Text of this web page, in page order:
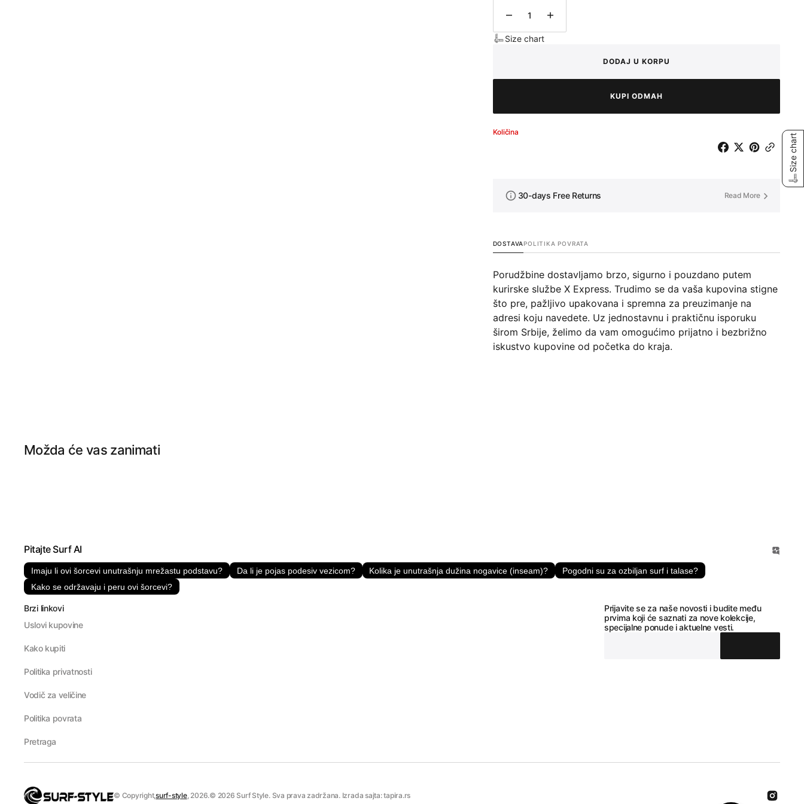
Količina Količina
Size chart
DODAJ U KORPU
KUPI ODMAH
Količina
30-days Free Returns Read More
DOSTAVAPOLITIKA POVRATA
Porudžbine dostavljamo brzo, sigurno i pouzdano putem
kurirske službe X Express. Trudimo se da vaša kupovina stigne
što pre, pažljivo upakovana i spremna za preuzimanje na
adresi koju navedete. Uz jednostavnu i praktičnu isporuku
širom Srbije, želimo da vam omogućimo prijatno i bezbrižno
iskustvo kupovine od početka do kraja.
Možda će vas zanimati
Pitajte Surf AI
Imaju li ovi šorcevi unutrašnju mrežastu podstavu? Da li je pojas podesiv vezicom? Kolika je unutrašnja dužina nogavice (inseam)?
Pogodni su za ozbiljan surf i talase?
Kako se održavaju i peru ovi šorcevi?
Brzi linkovi
Uslovi kupovine
Kako kupiti
Politika privatnosti
Vodič za veličine
Politika povrata
Pretraga
Prijavite se za naše novosti i budite među
prvima koji će saznati za nove kolekcije,
specijalne ponude i aktuelne vesti.
© Copyright,surf-style, 2026.© 2026 Surf Style. Sva prava zadržana. Izrada sajta: tapira.rs Instagram
Size chart